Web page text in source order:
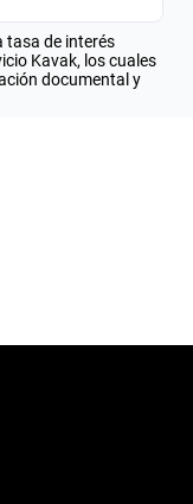
tasa de interés
Kavak, los cuales
documental y